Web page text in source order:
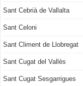
Sant Cebrià de Vallalta
Sant Celoni
Sant Climent de Llobregat
Sant Cugat del Vallès
Sant Cugat Sesgarrigues